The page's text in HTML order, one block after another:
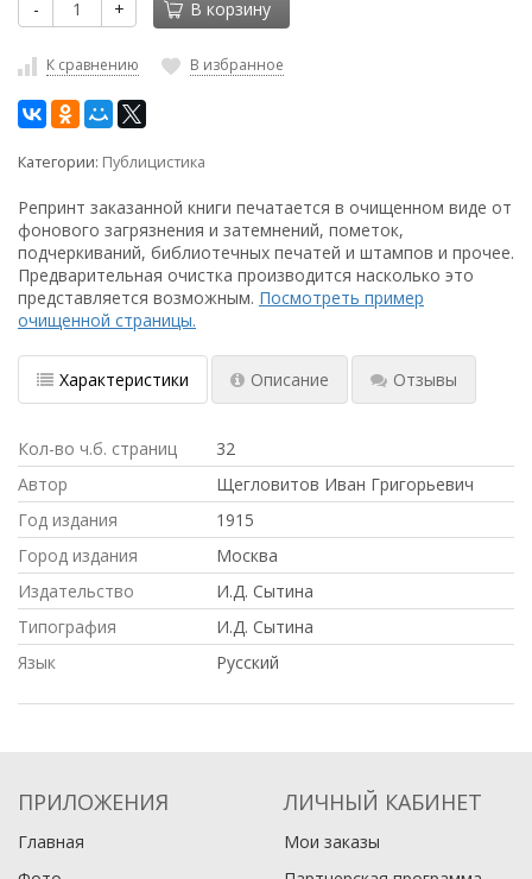
- + В корзину
К сравнению В избранное
Категории: Публицистика
Репринт заказанной книги печатается в очищенном виде от
фонового загрязнения и затемнений, пометок,
подчеркиваний, библиотечных печатей и штампов и прочее.
Предварительная очистка производится насколько это
представляется возможным. Посмотреть пример
очищенной страницы.
Характеристики Описание Отзывы
Кол-во ч.б. страниц
32
Автор
Щегловитов Иван Григорьевич
Год издания
1915
Город издания
Москва
Издательство
И.Д. Сытина
Типография
И.Д. Сытина
Язык
Русский
ПРИЛОЖЕНИЯ
Главная
ЛИЧНЫЙ КАБИНЕТ
Мои заказы